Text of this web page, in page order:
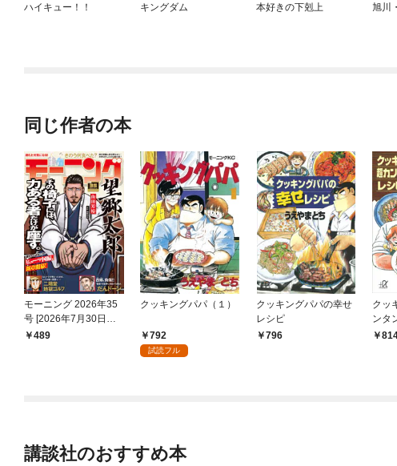
ハイキュー！！ キングダム 本好きの下剋上 旭川
同じ作者の本
モーニング 2026年35
号 [2026年7月30日発
売]489
クッキングパパ（１）
792
試読フル
クッキングパパの幸せ
レシピ
796
クッ
ンタ
２３０
講談社のおすすめ本